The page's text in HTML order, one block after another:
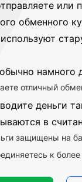
или
обменного
намного
отличный
деньги
в
защищены на
к